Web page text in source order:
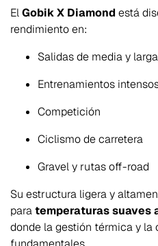
ElGobik X Diamondestá
rendimiento en:
Salidas de media y
Entrenamientos
Competición
Ciclismo de carretera
Gravel y rutas off-road
Su estructura ligera y
paratemperaturas suaves
donde la gestión térmica y la